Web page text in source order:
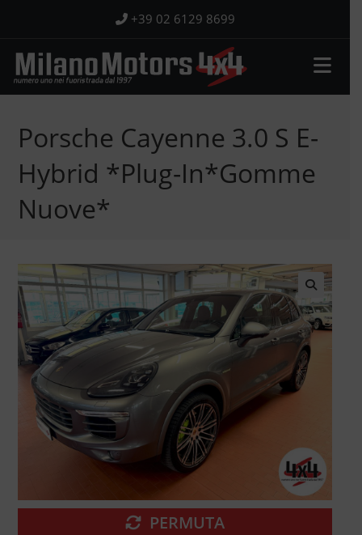
contenuto
+39 02 6129 8699
Porsche Cayenne 3.0 S E-
Hybrid *Plug-In*Gomme
Nuove*
🔍
PERMUTA